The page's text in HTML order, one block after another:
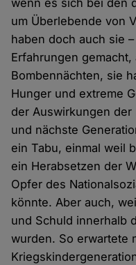
wenn es sich bei den
um Überlebende von
haben doch auch sie
Erfahrungen
Bombennächten, sie
Hunger und extreme
der Auswirkungen
und nächste
ein Tabu, einmal weil
ein Herabsetzen der
Opfer des
könnte. Aber auch,
und Schuld innerhalb
wurden. So erwartete